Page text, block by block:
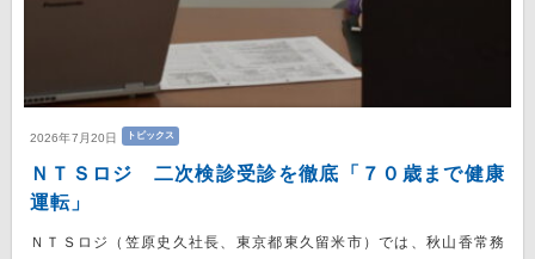
2026年7月20日 トピックス
ＮＴＳロジ 二次検診受診を徹底「７０歳まで健康
運転」
ＮＴＳロジ（笠原史久社長、東京都東久留米市）では、秋山香常務